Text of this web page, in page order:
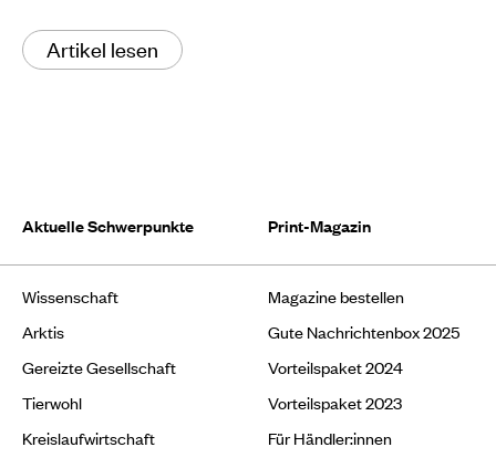
Artikel lesen
Aktuelle Schwerpunkte
Wissenschaft
Arktis
Gereizte Gesellschaft
Tierwohl
Kreislaufwirtschaft
Print-Magazin
Magazine bestellen
Gute Nachrichtenbox 2025
Vorteilspaket 2024
Vorteilspaket 2023
Für Händler:innen